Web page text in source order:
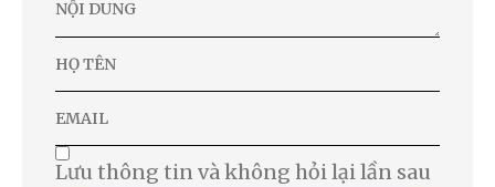
Lưu thông tin và không hỏi lại lần sau